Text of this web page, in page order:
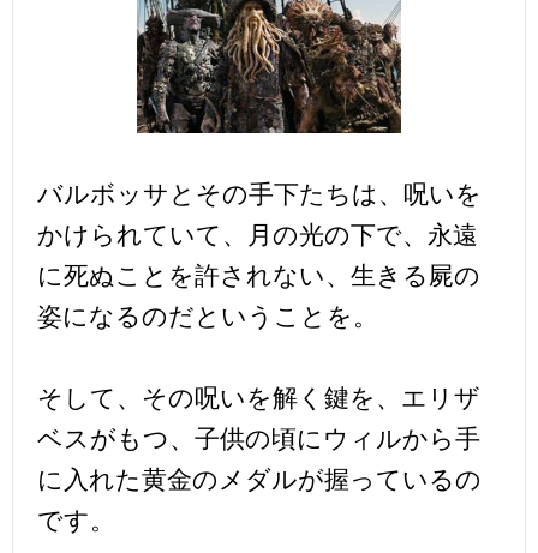
バルボッサとその手下たちは、呪いを
かけられていて、月の光の下で、永遠
に死ぬことを許されない、生きる屍の
姿になるのだということを。
そして、その呪いを解く鍵を、エリザ
ベスがもつ、子供の頃にウィルから手
に入れた黄金のメダルが握っているの
です。